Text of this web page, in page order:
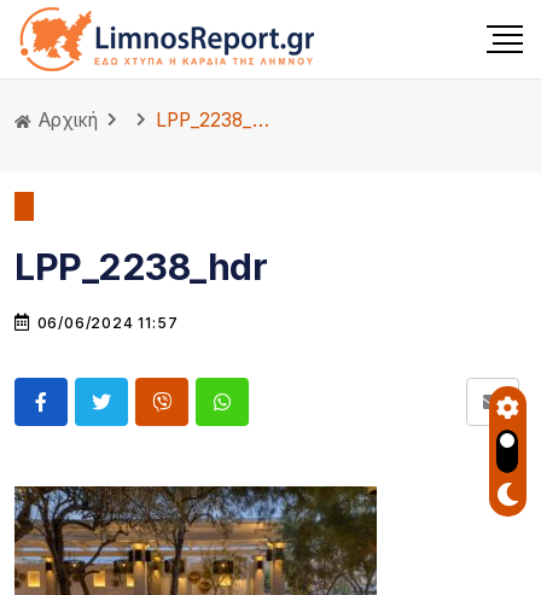
Αρχική LPP_2238_hdr
LPP_2238_hdr
06/06/2024 11:57